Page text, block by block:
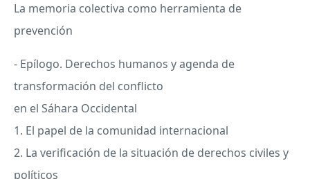
La memoria colectiva como herramienta de
prevención
- Epílogo. Derechos humanos y agenda de
transformación del conflicto
en el Sáhara Occidental
1. El papel de la comunidad internacional
2. La verificación de la situación de derechos civiles y
políticos